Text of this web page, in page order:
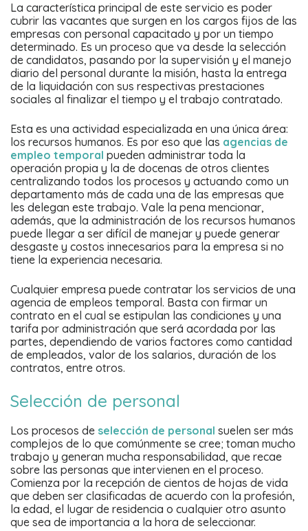
La característica principal de este servicio es poder
cubrir las vacantes que surgen en los cargos fijos de las
empresas con personal capacitado y por un tiempo
determinado. Es un proceso que va desde la selección
de candidatos, pasando por la supervisión y el manejo
diario del personal durante la misión, hasta la entrega
de la liquidación con sus respectivas prestaciones
sociales al finalizar el tiempo y el trabajo contratado.
Esta es una actividad especializada en una única área:
los recursos humanos. Es por eso que las agencias de
empleo temporal pueden administrar toda la
operación propia y la de docenas de otros clientes
centralizando todos los procesos y actuando como un
departamento más de cada una de las empresas que
les delegan este trabajo. Vale la pena mencionar,
además, que la administración de los recursos humanos
puede llegar a ser difícil de manejar y puede generar
desgaste y costos innecesarios para la empresa si no
tiene la experiencia necesaria.
Cualquier empresa puede contratar los servicios de una
agencia de empleos temporal. Basta con firmar un
contrato en el cual se estipulan las condiciones y una
tarifa por administración que será acordada por las
partes, dependiendo de varios factores como cantidad
de empleados, valor de los salarios, duración de los
contratos, entre otros.
Selección de personal
Los procesos de selección de personal suelen ser más
complejos de lo que comúnmente se cree; toman mucho
trabajo y generan mucha responsabilidad, que recae
sobre las personas que intervienen en el proceso.
Comienza por la recepción de cientos de hojas de vida
que deben ser clasificadas de acuerdo con la profesión,
la edad, el lugar de residencia o cualquier otro asunto
que sea de importancia a la hora de seleccionar.